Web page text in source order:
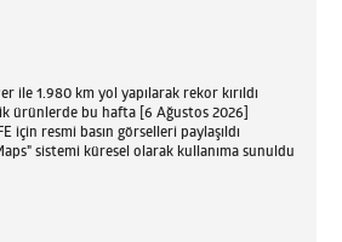
ile 1.980 km yol yapılarak rekor kırıldı
ürünlerde bu hafta [6 Ağustos 2026]
için resmi basın görselleri paylaşıldı
sistemi küresel olarak kullanıma sunuldu